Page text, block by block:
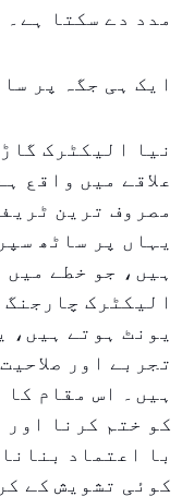
مدد دے سکتا ہے۔
ایک ہی جگہ پر
نیا الیکٹرک
علاقے میں واقع
مصروف ترین
یہاں پر ساٹھ
ہیں، جو خطے
یونٹ ہوتے ہیں،
تجربے اور
ہیں۔ اس مقام
کو ختم کرنا اور
با اعتماد
کوئی تشویش کے